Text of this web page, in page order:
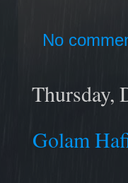
No
Thursday,
Golam